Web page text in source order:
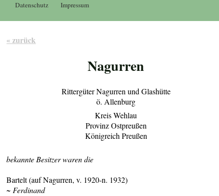
Datenschutz Impressum
« zurück
Nagurren
Rittergüter Nagurren und Glashütte
ö. Allenburg
Kreis Wehlau
Provinz Ostpreußen
Königreich Preußen
bekannte Besitzer waren die
Bartelt (auf Nagurren, v. 1920-n. 1932)
~ Ferdinand